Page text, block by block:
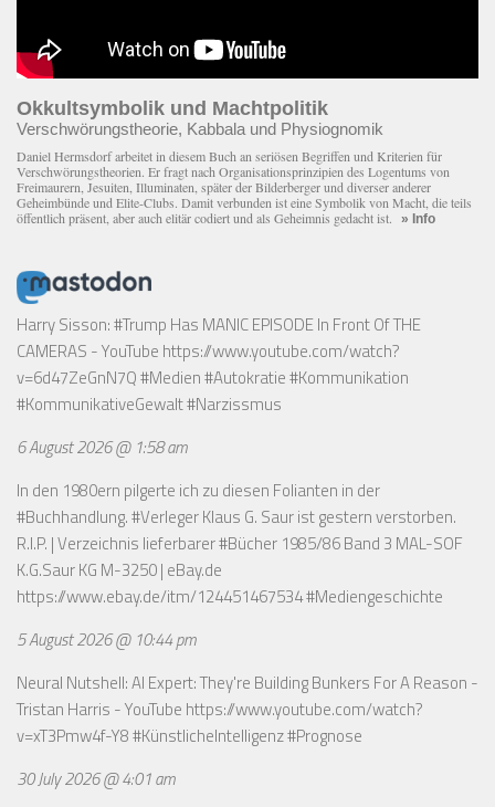
Okkultsymbolik und Machtpolitik
Verschwörungstheorie, Kabbala und Physiognomik
Daniel Hermsdorf arbeitet in diesem Buch an seriösen Begriffen und Kriterien für
Verschwörungstheorien. Er fragt nach Organisationsprinzipien des Logentums von
Freimaurern, Jesuiten, Illuminaten, später der Bilderberger und diverser anderer
Geheimbünde und Elite-Clubs. Damit verbunden ist eine Symbolik von Macht, die teils
öffentlich präsent, aber auch elitär codiert und als Geheimnis gedacht ist. » Info
Harry Sisson: #Trump Has MANIC EPISODE In Front Of THE
CAMERAS - YouTube https://www.youtube.com/watch?
v=6d47ZeGnN7Q#Medien #Autokratie #Kommunikation
#KommunikativeGewalt #Narzissmus
6 August 2026 @ 1:58 am
In den 1980ern pilgerte ich zu diesen Folianten in der
#Buchhandlung. #Verleger Klaus G. Saur ist gestern verstorben.
R.I.P. | Verzeichnis lieferbarer #Bücher 1985/86 Band 3 MAL-SOF
K.G.Saur KG M-3250 | eBay.de
https://www.ebay.de/itm/124451467534#Mediengeschichte
5 August 2026 @ 10:44 pm
Neural Nutshell: AI Expert: They're Building Bunkers For A Reason -
Tristan Harris - YouTube https://www.youtube.com/watch?
v=xT3Pmw4f-Y8#KünstlicheIntelligenz #Prognose
30 July 2026 @ 4:01 am